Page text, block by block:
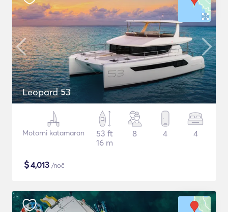
Leopard 53
Motorni katamaran
53 ft
16 m
8 4 4
$4,013 /noč